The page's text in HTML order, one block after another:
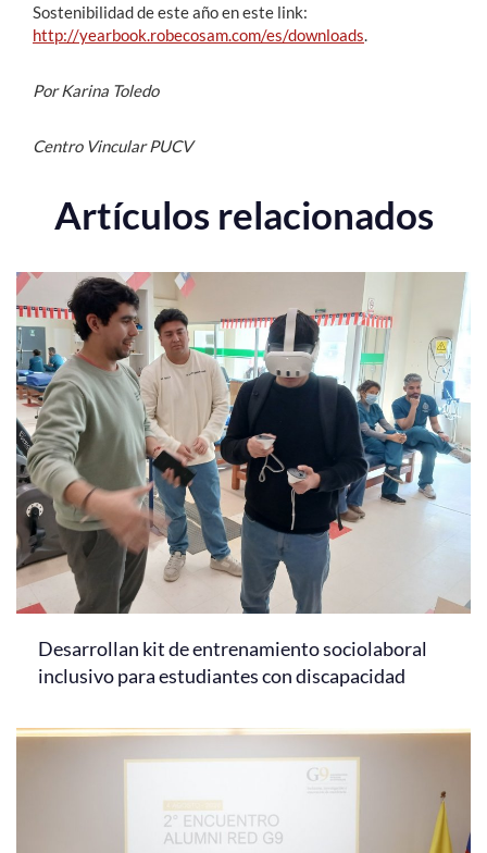
Sostenibilidad de este año en este link:
http://yearbook.robecosam.com/es/downloads.
Por Karina Toledo
Centro Vincular PUCV
Artículos relacionados
Desarrollan kit de entrenamiento sociolaboral
inclusivo para estudiantes con discapacidad